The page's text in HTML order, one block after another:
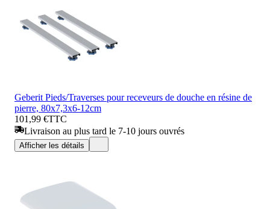
Geberit Pieds/Traverses pour receveurs de douche en résine de
pierre, 80x7,3x6-12cm
101,99 €TTC
Livraison au plus tard le 7-10 jours ouvrés
Afficher les détails